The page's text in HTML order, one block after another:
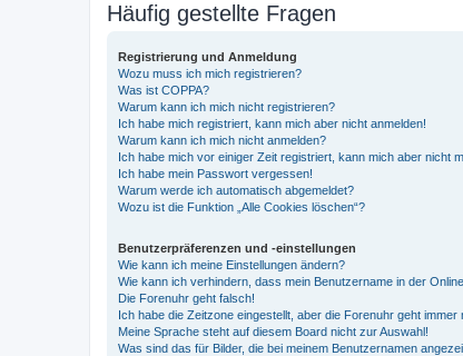
Häufig gestellte Fragen
Registrierung und Anmeldung
Wozu muss ich mich registrieren?
Was ist COPPA?
Warum kann ich mich nicht registrieren?
Ich habe mich registriert, kann mich aber nicht anmelden!
Warum kann ich mich nicht anmelden?
Ich habe mich vor einiger Zeit registriert, kann mich aber nicht
Ich habe mein Passwort vergessen!
Warum werde ich automatisch abgemeldet?
Wozu ist die Funktion „Alle Cookies löschen“?
Benutzerpräferenzen und -einstellungen
Wie kann ich meine Einstellungen ändern?
Wie kann ich verhindern, dass mein Benutzername in der
Die Forenuhr geht falsch!
Ich habe die Zeitzone eingestellt, aber die Forenuhr geht immer
Meine Sprache steht auf diesem Board nicht zur Auswahl!
Was sind das für Bilder, die bei meinem Benutzernamen